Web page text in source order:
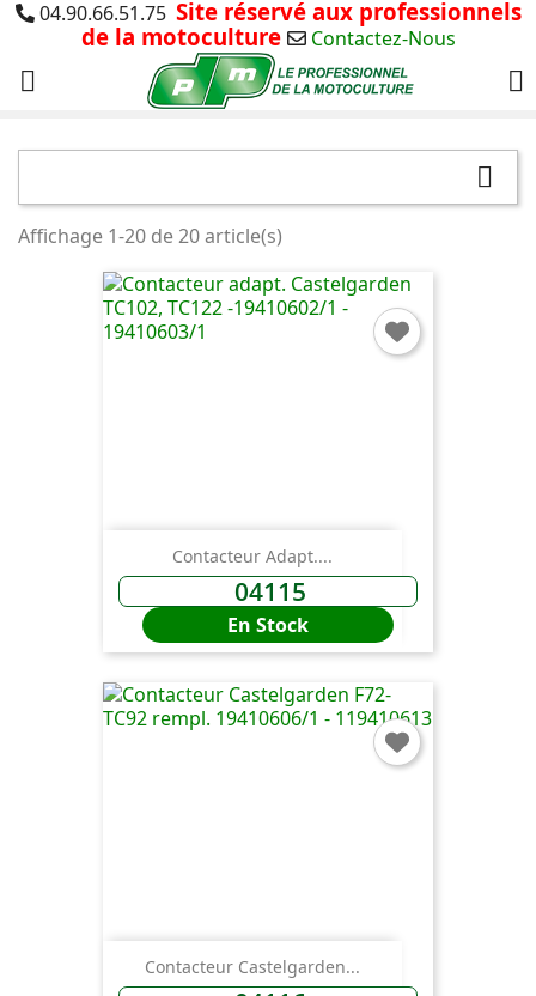
04.90.66.51.75 Site réservé aux professionnels
de la motoculture
Contactez-Nous
 

Affichage 1-20 de 20 article(s)
Contacteur Adapt....
04115
En Stock
Contacteur Castelgarden...